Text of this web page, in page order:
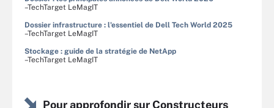
–TechTarget LeMagIT
Dossier infrastructure : l'essentiel de Dell Tech World 2025
–TechTarget LeMagIT
Stockage : guide de la stratégie de NetApp
–TechTarget LeMagIT
Pour approfondir sur Constructeurs